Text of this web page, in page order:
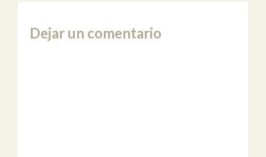
Dejar un comentario